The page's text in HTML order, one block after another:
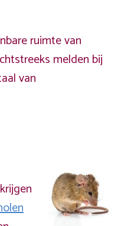
ruimte van
melden bij
van